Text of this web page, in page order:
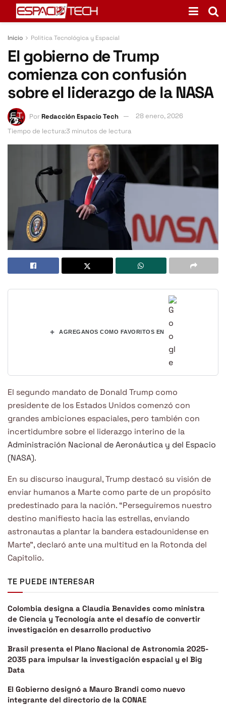
Inicio Politica Tecnológica y Espacial
El gobierno de Trump
comienza con confusión
sobre el liderazgo de la NASA
PorRedacción Espacio Tech
28 enero, 2026
Tiempo de lectura:3 minutos de lectura
+ AGREGANOS COMO FAVORITOS EN
El segundo mandato de Donald Trump como
presidente de los Estados Unidos comenzó con
grandes ambiciones espaciales, pero también con
incertidumbre sobre el liderazgo interino de la
Administración Nacional de Aeronáutica y del Espacio
(NASA).
En su discurso inaugural, Trump destacó su visión de
enviar humanos a Marte como parte de un propósito
predestinado para la nación. “Perseguiremos nuestro
destino manifiesto hacia las estrellas, enviando
astronautas a plantar la bandera estadounidense en
Marte”, declaró ante una multitud en la Rotonda del
Capitolio.
TE PUEDE INTERESAR
Colombia designa a Claudia Benavides como ministra
de Ciencia y Tecnología ante el desafío de convertir
investigación en desarrollo productivo
Brasil presenta el Plano Nacional de Astronomia 2025-
2035 para impulsar la investigación espacial y el Big
Data
El Gobierno designó a Mauro Brandi como nuevo
integrante del directorio de la CONAE